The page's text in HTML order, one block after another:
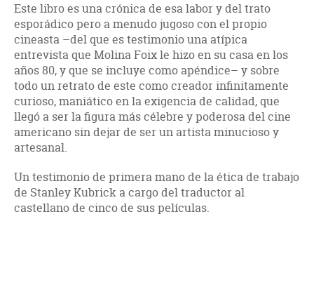
Este libro es una crónica de esa labor y del trato
esporádico pero a menudo jugoso con el propio
cineasta –del que es testimonio una atípica
entrevista que Molina Foix le hizo en su casa en los
años 80, y que se incluye como apéndice– y sobre
todo un retrato de este como creador infinitamente
curioso, maniático en la exigencia de calidad, que
llegó a ser la figura más célebre y poderosa del cine
americano sin dejar de ser un artista minucioso y
artesanal.
Un testimonio de primera mano de la ética de trabajo
de Stanley Kubrick a cargo del traductor al
castellano de cinco de sus películas.